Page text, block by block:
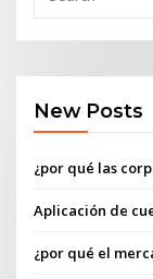
New Posts
¿por qué las
Aplicación de
¿por qué el